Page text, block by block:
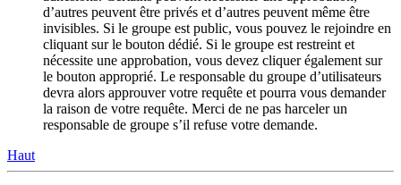
d’autres peuvent être privés et d’autres peuvent même être
invisibles. Si le groupe est public, vous pouvez le rejoindre en
cliquant sur le bouton dédié. Si le groupe est restreint et
nécessite une approbation, vous devez cliquer également sur
le bouton approprié. Le responsable du groupe d’utilisateurs
devra alors approuver votre requête et pourra vous demander
la raison de votre requête. Merci de ne pas harceler un
responsable de groupe s’il refuse votre demande.
Haut